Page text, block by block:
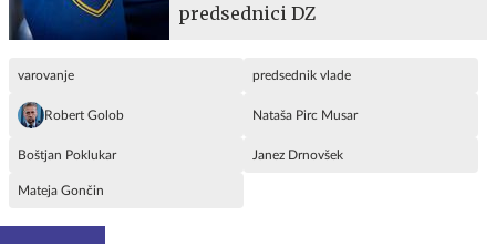
predsednici DZ
varovanje predsednik vlade
Robert Golob Nataša Pirc Musar
Boštjan Poklukar Janez Drnovšek
Mateja Gončin